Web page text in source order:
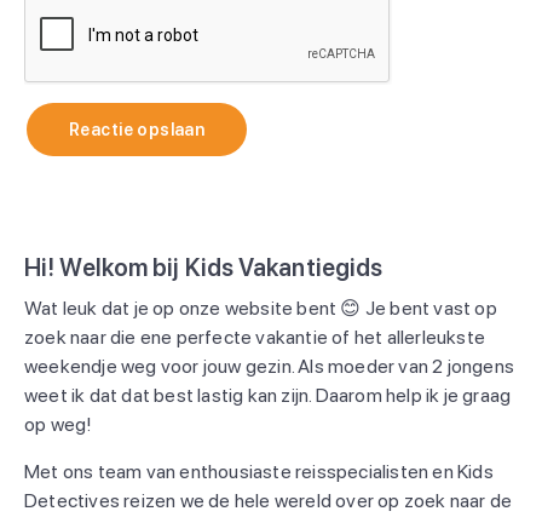
Reactie opslaan
Hi! Welkom bij Kids Vakantiegids
Wat leuk dat je op onze website bent 😊 Je bent vast op
zoek naar die ene perfecte vakantie of het allerleukste
weekendje weg voor jouw gezin. Als moeder van 2 jongens
weet ik dat dat best lastig kan zijn. Daarom help ik je graag
op weg!
Met ons team van enthousiaste reisspecialisten en Kids
Detectives reizen we de hele wereld over op zoek naar de